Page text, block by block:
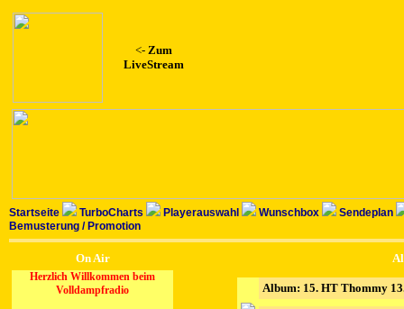
<- Zum
LiveStream
Startseite TurboCharts Playerauswahl Wunschbox
Sendeplan
Bemusterung / Promotion
On Air
Herzlich Willkommen beim
Volldampfradio
Album: 15. HT Thommy